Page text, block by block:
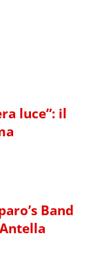
luce”: il
Band